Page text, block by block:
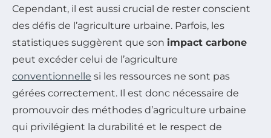
Cependant, il est aussi crucial de rester conscient
des défis de l’agriculture urbaine. Parfois, les
statistiques suggèrent que son impact carbone
peut excéder celui de l’agriculture
conventionnelle si les ressources ne sont pas
gérées correctement. Il est donc nécessaire de
promouvoir des méthodes d’agriculture urbaine
qui privilégient la durabilité et le respect de